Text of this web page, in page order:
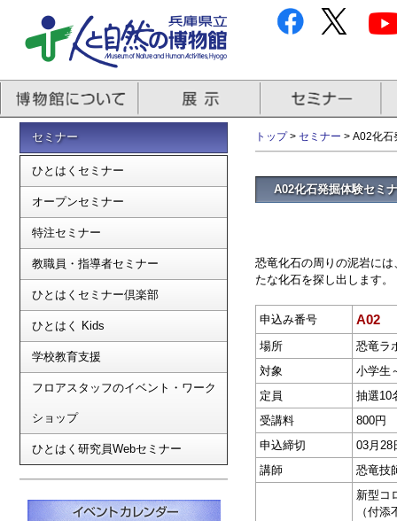
セミナー
ひとはくセミナー
オープンセミナー
特注セミナー
教職員・指導者セミナー
ひとはくセミナー倶楽部
ひとはく Kids
学校教育支援
フロアスタッフのイベント・ワーク
ショップ
ひとはく研究員Webセミナー
トップ> セミナー > A02化
A02化石発掘体験セミ
恐竜化石の周りの泥岩に
たな化石を探し出します。
申込み番号 A02
場所
恐竜ラ
対象
小学生
定員
抽選10
受講料
800円
申込締切
03月28
講師
恐竜技
新型コ
（付